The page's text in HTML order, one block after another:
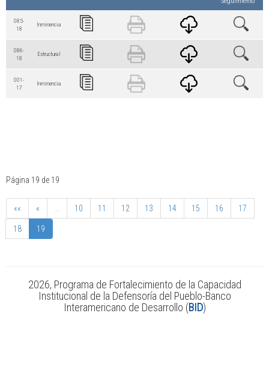
085-
18
Inminencia
086-
18
Estructural
001-
17
Inminencia
Página 19 de 19
«« « 10 11 12 13 14 15 16 17
18 19
2026, Programa de Fortalecimiento de la Capacidad
Institucional de la Defensoría del Pueblo-Banco
Interamericano de Desarrollo (BID)